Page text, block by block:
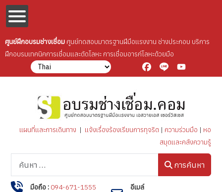
ศูนย์ฝึกอบรมช่างเชื่อม ศูนย์ทดสอบมาตรฐานฝีมือเเรงงาน ช่างประกอบ บริการ
ฝึกอบรมเทคนิคการเชื่อมเเละตัดโลหะ การเชื่อมอารก์โลหะด้วยมือ
Facebook
Line YouTube
แผนที่และการเดินทาง | แจ้งเรื่องร้องเรียนการทุจริต | ความร่วมมือ | หอ
สมุดและคลังความรู้
การค้นหา
มือถือ : 094-671-1555
อีเมล์